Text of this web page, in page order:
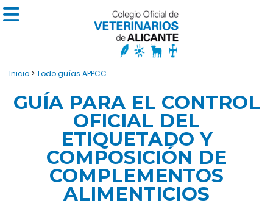
Inicio > Todo guías APPCC
GUÍA PARA EL CONTROL
OFICIAL DEL
ETIQUETADO Y
COMPOSICIÓN DE
COMPLEMENTOS
ALIMENTICIOS